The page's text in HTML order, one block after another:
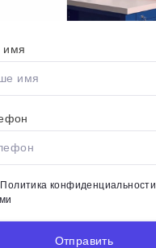
имя
Политика конфиденциальности
Отправить